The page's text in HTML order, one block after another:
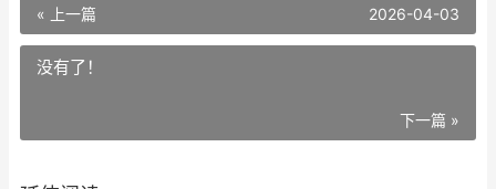
« 上一篇 2026-04-03
没有了！
下一篇 »